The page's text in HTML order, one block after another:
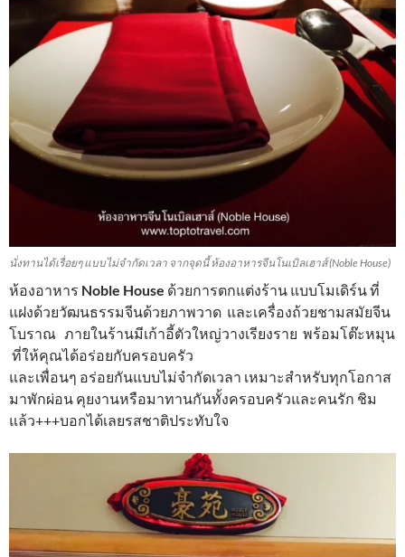
นั่งทานได้เรื่อยๆ แบบไม่จำกัดเวลา จากจุดนี้ ห้องอาหารจีนโนเบิลเฮาส์ (Noble House)
ห้องอาหาร Noble House ด้วยการตกแต่งร้าน แบบโมเดิร์น ที่
แฝงด้วยวัฒนธรรมจีนด้วยภาพวาด และเครื่องถ้วยชามสมัยจีน
โบราณ ภายในร้านมีเก้าอี้ตัวใหญ่วางเรียงราย พร้อมโต๊ะหมุน
ที่ให้คุณได้อร่อยกับครอบครัว
และเพื่อนๆ อร่อยกันแบบไม่จำกัดเวลา เหมาะสำหรับทุกโอกาส
มาพักผ่อน คุยงานหรือมาทานกันทั้งครอบครัวและคนรัก ชิม
แล้ว+++บอกได้เลยรสชาติประทับใจ